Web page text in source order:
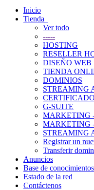
Inicio
Tienda
Ver todo
-----
HOSTING
RESELLER
DISEÑO WEB
TIENDA
DOMINIOS
STREAMING
G-SUITE
MARKETING
MARKETING
STREAMING
Registrar un
Transferir
Anuncios
Base de conocimientos
Estado de la red
Contáctenos